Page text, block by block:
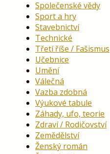
Společenské vědy
Sport a hry
Stavebnictví
Technické
Třetí říše / Fašismus
Učebnice
Umění
Válečná
Vazba zdobná
Výukové tabule
Záhady, ufo, teorie
Zdraví / Rodičovství
Zemědělství
Ženský román